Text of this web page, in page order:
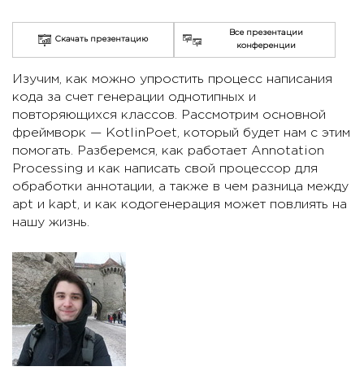
Скачать презентацию
Все презентации
конференции
Изучим, как можно упростить процесс написания
кода за счет генерации однотипных и
повторяющихся классов. Рассмотрим основной
фреймворк — KotlinPoet, который будет нам с этим
помогать. Разберемся, как работает Annotation
Processing и как написать свой процессор для
обработки аннотации, а также в чем разница между
apt и kapt, и как кодогенерация может повлиять на
нашу жизнь.